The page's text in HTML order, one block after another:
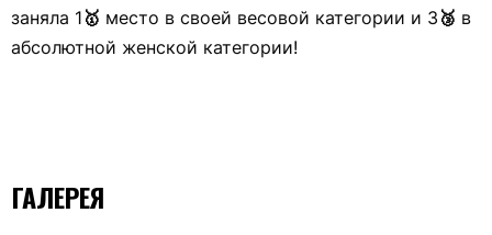
заняла 1 🥇 место в своей весовой категории и 3 🥉 в
абсолютной женской категории!
ГАЛЕРЕЯ